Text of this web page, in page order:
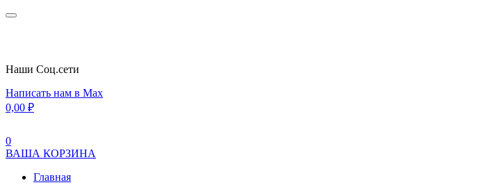
Наши Cоц.сети
Написать нам в Max
0,00 ₽
0
ВАША КОРЗИНА
Главная